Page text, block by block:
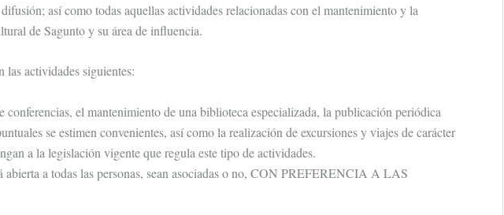
así como todas aquellas actividades relacionadas con el mantenimiento y la
de Sagunto y su área de influencia.
las actividades siguientes:
el mantenimiento de una biblioteca especializada, la publicación periódica
se estimen convenientes, así como la realización de excursiones y viajes de carácter
a la legislación vigente que regula este tipo de actividades.
abierta a todas las personas, sean asociadas o no, CON PREFERENCIA A LAS